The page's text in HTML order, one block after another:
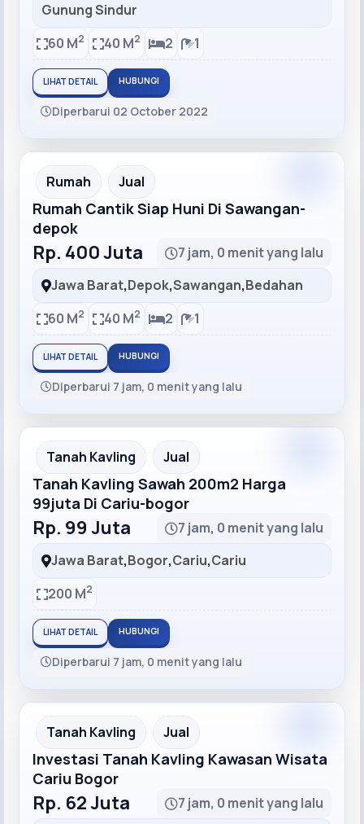
Gunung Sindur
60 M2 40 M2 2 1
LIHAT DETAIL HUBUNGI
Diperbarui 02 October 2022
Recommended
Rumah Jual
Rumah Cantik Siap Huni Di Sawangan-
depok
Rp. 400 Juta
7 jam, 0 menit yang lalu
Jawa Barat,Depok,Sawangan,Bedahan
60 M2 40 M2 2 1
LIHAT DETAIL HUBUNGI
Diperbarui 7 jam, 0 menit yang lalu
Recommended
Tanah Kavling Jual
Tanah Kavling Sawah 200m2 Harga
99juta Di Cariu-bogor
Rp. 99 Juta
7 jam, 0 menit yang lalu
Jawa Barat,Bogor,Cariu,Cariu
200 M2
LIHAT DETAIL HUBUNGI
Diperbarui 7 jam, 0 menit yang lalu
Recommended
Tanah Kavling Jual
Investasi Tanah Kavling Kawasan Wisata
Cariu Bogor
Rp. 62 Juta
7 jam, 0 menit yang lalu